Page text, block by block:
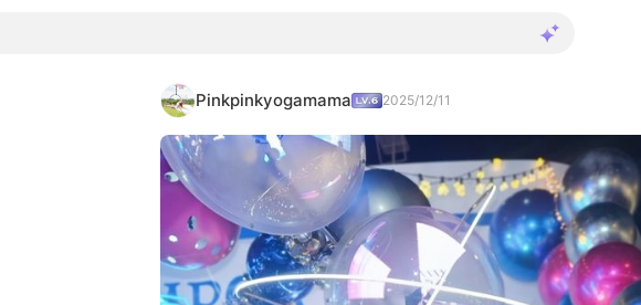
Pinkpinkyogamama 2025/12/11